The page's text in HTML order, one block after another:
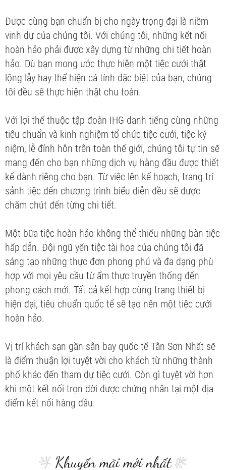
Được cùng bạn chuẩn bị cho ngày trọng đại là niềm
vinh dự của chúng tôi. Với chúng tôi, những kết nối
hoàn hảo phải được xây dựng từ những chi tiết hoàn
hảo. Dù bạn mong ước thực hiện một tiệc cưới thật
lộng lẫy hay thể hiện cá tính đặc biệt của bạn, chúng
tôi đều sẽ thực hiện thật chu toàn.
Với lợi thế thuộc tập đoàn IHG danh tiếng cùng những
tiêu chuẩn và kinh nghiệm tổ chức tiệc cưới, tiệc kỷ
niệm, lễ đính hôn trên toàn thế giới, chúng tôi tự tin sẽ
mang đến cho bạn những dịch vụ hàng đầu được thiết
kế dành riêng cho bạn. Từ việc lên kế hoạch, trang trí
sảnh tiệc đến chương trình biểu diễn đều sẽ được
chăm chút đến từng chi tiết.
Một bữa tiệc hoàn hảo không thể thiếu những bàn tiệc
hấp dẫn. Đội ngũ yến tiệc tài hoa của chúng tôi đã
sáng tạo những thực đơn phong phú và đa dạng phù
hợp với mọi yêu cầu từ ẩm thực truyền thống đến
phong cách mới. Tất cả kết hợp cùng trang thiết bị
hiện đại, tiêu chuẩn quốc tế sẽ tạo nên một tiệc cưới
hoàn hảo.
Vị trí khách sạn gần sân bay quốc tế Tân Sơn Nhất sẽ
là điểm thuận lợi tuyệt vời cho khách từ những thành
phố khác đến tham dự tiệc cưới. Còn gì tuyệt vời hơn
khi một kết nối trọn đời được chứng nhân tại một địa
điểm kết nối hàng đầu.
Khuyến mãi mới nhất